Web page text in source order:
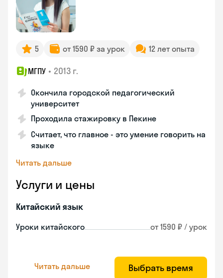
5 от 1590 ₽ за урок 12 лет опыта
МГПУ • 2013 г.
Окончила городской педагогический
университет
Проходила стажировку в Пекине
Считает, что главное - это умение говорить на
языке
Читать дальше
Услуги и цены
Китайский язык
Уроки китайского от 1590 ₽ / урок
Читать дальше Выбрать время